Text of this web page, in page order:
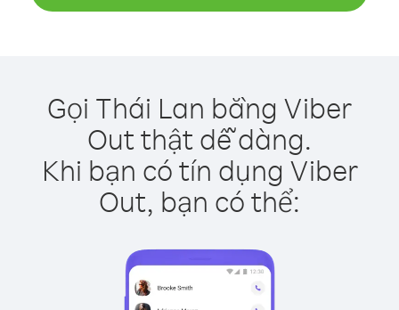
Gọi Thái Lan bằng Viber
Out thật dễ dàng.
Khi bạn có tín dụng Viber
Out, bạn có thể: